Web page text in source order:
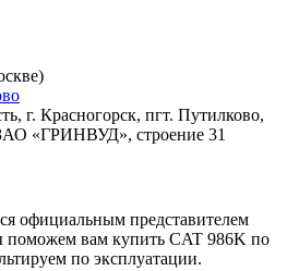
г. Красногорск, пгт. Путилково,
«ГРИНВУД», строение 31
официальным представителем
вам купить CAT 986K по
по эксплуатации.